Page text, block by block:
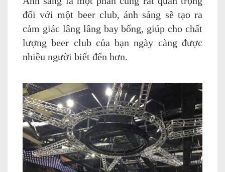
đối với một beer club, ánh sáng sẽ tạo ra
cảm giác lâng lâng bay bổng, giúp cho chất
lượng beer club của bạn ngày càng được
nhiều người biết đến hơn.